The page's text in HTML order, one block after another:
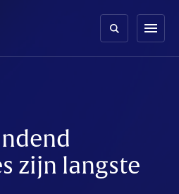
menu
zijn langste